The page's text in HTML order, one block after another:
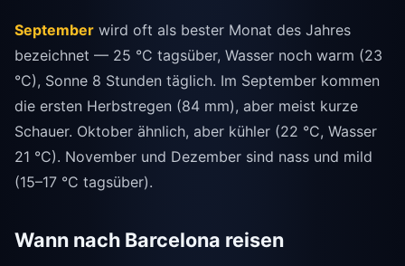
September wird oft als bester Monat des Jahres
bezeichnet — 25 °C tagsüber, Wasser noch warm (23
°C), Sonne 8 Stunden täglich. Im September kommen
die ersten Herbstregen (84 mm), aber meist kurze
Schauer. Oktober ähnlich, aber kühler (22 °C, Wasser
21 °C). November und Dezember sind nass und mild
(15–17 °C tagsüber).
Wann nach Barcelona reisen